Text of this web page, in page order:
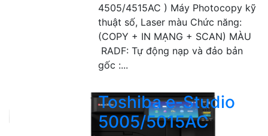
4505/4515AC ) Máy Photocopy kỹ
thuật số, Laser màu Chức năng:
(COPY + IN MẠNG + SCAN) MÀU
RADF: Tự động nạp và đảo bản
gốc :...
Toshiba e-Studio
5005/5015AC